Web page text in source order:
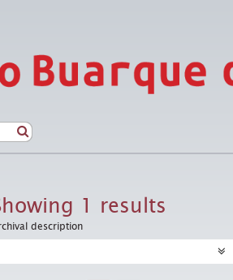
1 results
description